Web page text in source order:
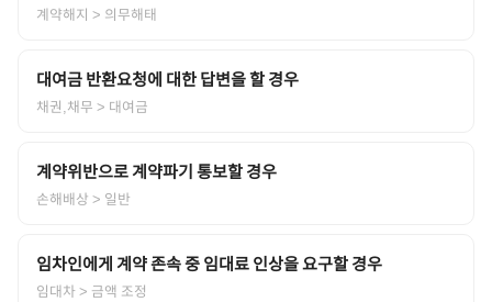
계약해지 > 의무해태
대여금 반환요청에 대한 답변을 할 경우
채권,채무 > 대여금
계약위반으로 계약파기 통보할 경우
손해배상 > 일반
임차인에게 계약 존속 중 임대료 인상을 요구할 경우
임대차> 금액 조정